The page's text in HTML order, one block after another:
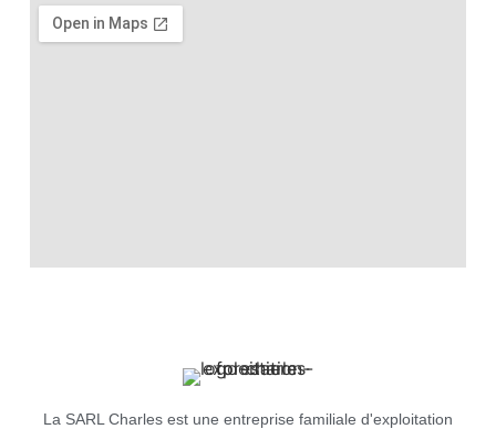
La SARL Charles est une entreprise familiale d'exploitation